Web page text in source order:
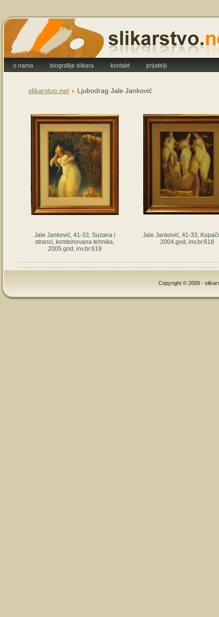
o nama biografije slikara kontakt prijatelji
slikarstvo.net Ljubodrag Jale Janković
Jale Janković, 41-33, Suzana i
stranci, kombinovana tehnika,
2005.god, inv.br.619
Jale Janković, 41-33,
2004.god, inv.br.618
Copyright © 2009 -